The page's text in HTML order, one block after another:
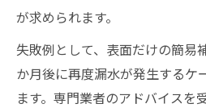
が求められます。
失敗例として、表面だけの簡易
か月後に再度漏水が発生するケ
ます。専門業者のアドバイスを